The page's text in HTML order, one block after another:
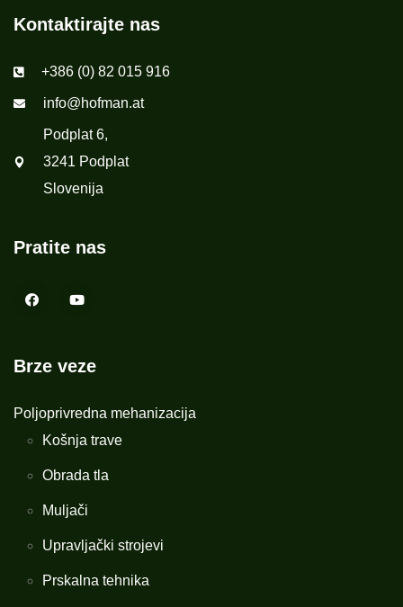
Kontaktirajte nas
+386 (0) 82 015 916
info@hofman.at
Podplat 6,
3241 Podplat
Slovenija
Pratite nas
Brze veze
Poljoprivredna mehanizacija
Košnja trave
Obrada tla
Muljači
Upravljački strojevi
Prskalna tehnika